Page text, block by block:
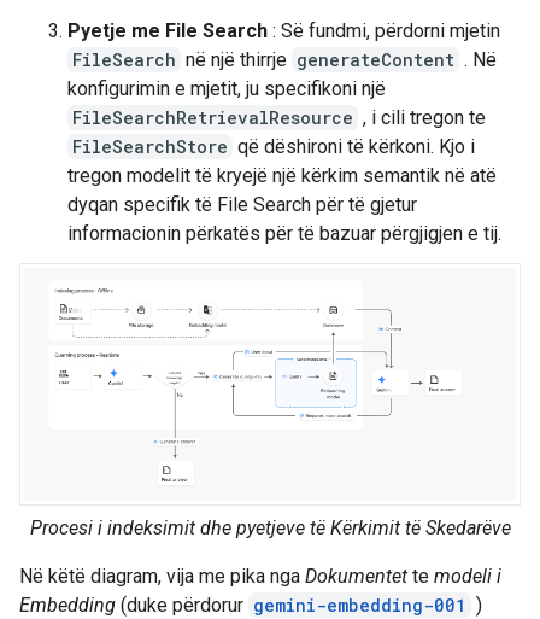
Pyetje me File Search : Së fundmi, përdorni mjetin
FileSearch në një thirrje generateContent . Në
konfigurimin e mjetit, ju specifikoni një
FileSearchRetrievalResource , i cili tregon te
FileSearchStore që dëshironi të kërkoni. Kjo i
tregon modelit të kryejë një kërkim semantik në atë
dyqan specifik të File Search për të gjetur
informacionin përkatës për të bazuar përgjigjen e tij.
Procesi i indeksimit dhe pyetjeve të Kërkimit të Skedarëve
Në këtë diagram, vija me pika nga Dokumentet te modeli i
Embedding (duke përdorur gemini-embedding-001 )